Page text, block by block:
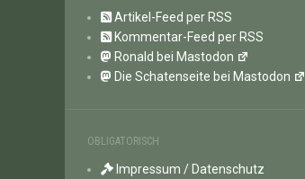
Artikel-Feed per RSS
Kommentar-Feed per RSS
Ronald bei Mastodon
Die Schatenseite bei Mastodon
OBLIGATORISCH
Impressum / Datenschutz